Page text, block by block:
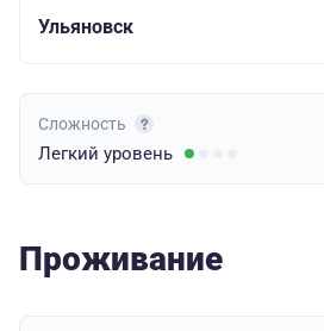
Ульяновск
Сложность
Легкий уровень
Проживание